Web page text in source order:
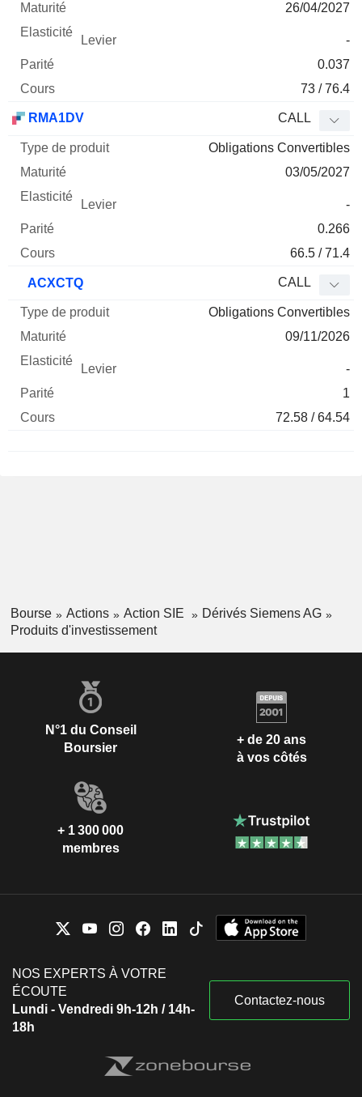
26/04/2027
-
0.037
73 / 76.4
RMA1DV CALL
Obligations Convertibles
03/05/2027
-
0.266
66.5 / 71.4
ACXCTQ CALL
Obligations Convertibles
09/11/2026
-
1
72.58 / 64.54
Bourse Actions Action SIE
Dérivés Siemens AG
Produits d'investissement
N°1 du Conseil
Boursier
+ de 20 ans
à vos côtés
+ 1 300 000
membres
NOS EXPERTS À VOTRE
ÉCOUTE
Lundi - Vendredi 9h-12h / 14h-
18h
Contactez-nous